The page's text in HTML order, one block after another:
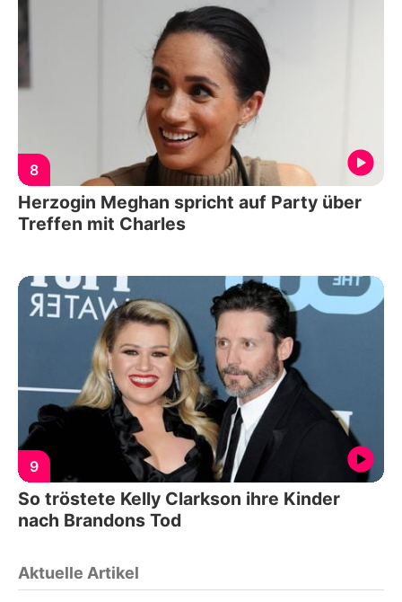
8
Herzogin Meghan spricht auf Party über
Treffen mit Charles
9
So tröstete Kelly Clarkson ihre Kinder
nach Brandons Tod
Aktuelle Artikel